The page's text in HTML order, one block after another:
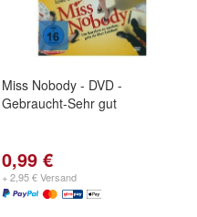
Miss Nobody - DVD -
Gebraucht-Sehr gut
0,99 €
+ 2,95 € Versand